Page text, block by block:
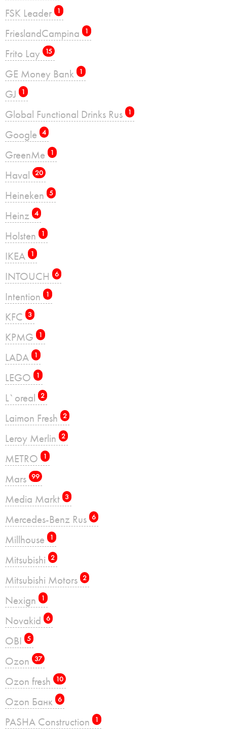
FSK Leader 1
FrieslandCampina 1
Frito Lay 15
GE Money Bank 1
GJ 1
Global Functional Drinks Rus 1
Google 4
GreenMe 1
Haval 20
Heineken 5
Heinz 4
Holsten 1
IKEA 1
INTOUCH 6
Intention 1
KFC 3
KPMG 1
LADA 1
LEGO 1
L`oreal 2
Laimon Fresh 2
Leroy Merlin 2
METRO 1
Mars 99
Media Markt 3
Mercedes-Benz Rus 6
Millhouse 1
Mitsubishi 2
Mitsubishi Motors 2
Nexign 1
Novakid 6
OBI 5
Ozon 37
Ozon fresh 10
Ozon Банк 6
PASHA Construction 1